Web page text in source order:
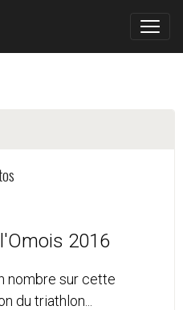
2016
nombre sur cette
du triathlon...